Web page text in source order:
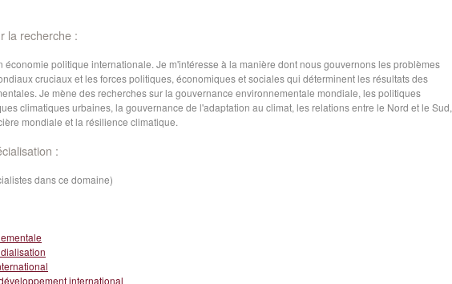
la recherche :
économie politique internationale. Je m'intéresse à la manière dont nous gouvernons les problèmes
cruciaux et les forces politiques, économiques et sociales qui déterminent les résultats des
Je mène des recherches sur la gouvernance environnementale mondiale, les politiques
climatiques urbaines, la gouvernance de l'adaptation au climat, les relations entre le Nord et le Sud,
mondiale et la résilience climatique.
:
dans ce domaine)
international